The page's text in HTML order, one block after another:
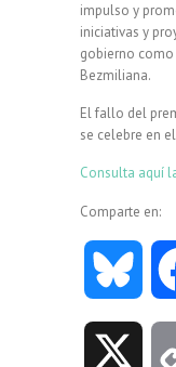
impulso y
iniciativas y
gobierno
Bezmiliana.
El fallo del
se celebre en
Consulta aquí
Comparte en: